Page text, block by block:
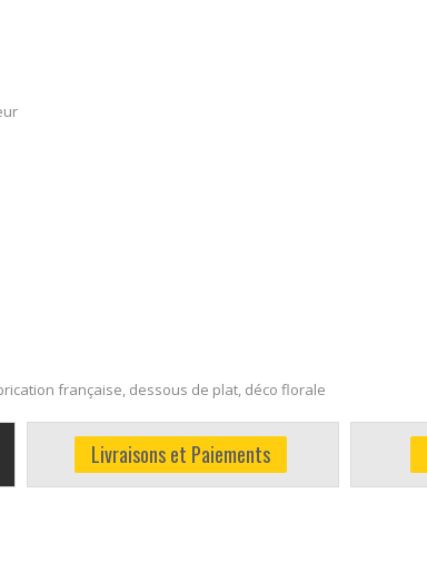
française, dessous de plat, déco florale
Livraisons et Paiements